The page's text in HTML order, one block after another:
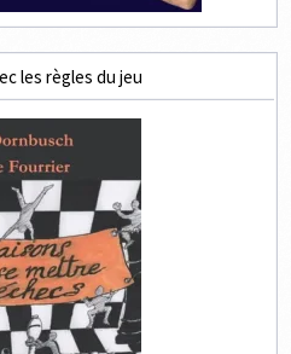
les règles du jeu